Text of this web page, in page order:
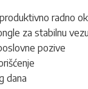
radno
za stabilnu vezu
pozive
dana